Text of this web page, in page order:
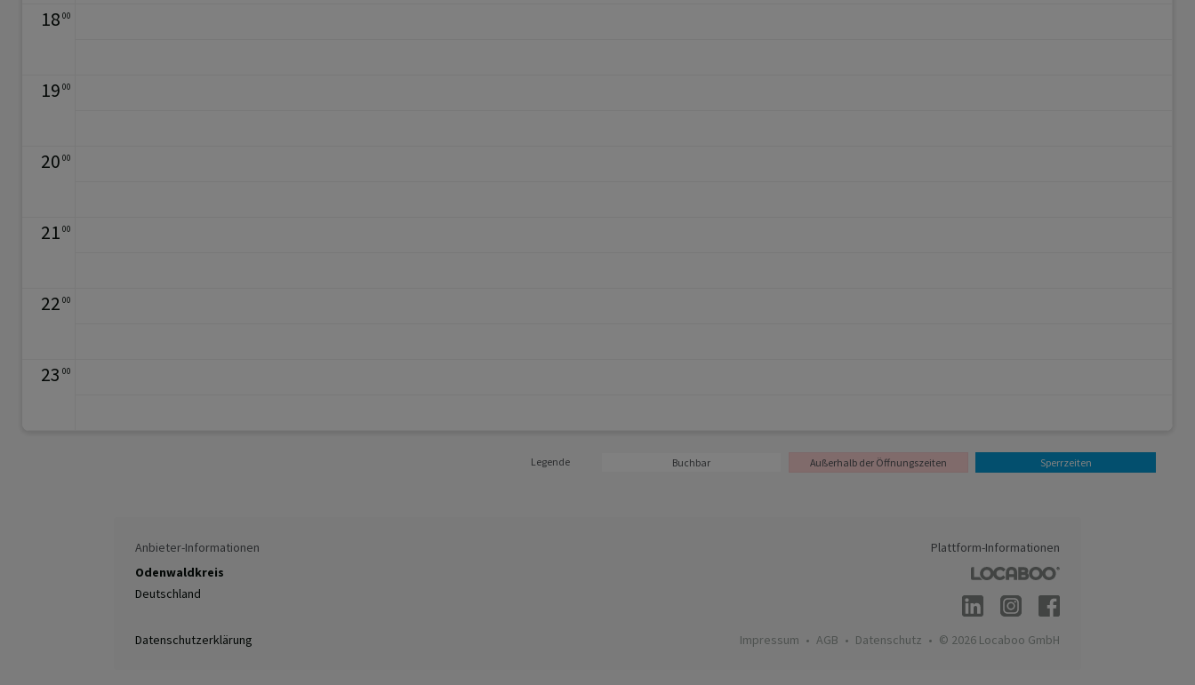
18 00
19 00
20 00
21 00
22 00
23 00
Legende Buchbar Außerhalb der Öffnungszeiten Sperrzeiten
Anbieter-Informationen
Odenwaldkreis
Deutschland
Datenschutzerklärung
Plattform-Informationen
Impressum AGB Datenschutz © 2026 Locaboo GmbH